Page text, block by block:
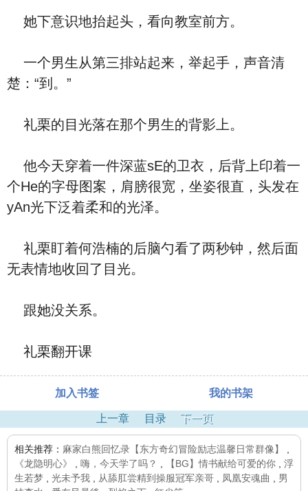
她下意识地抬起头，看向教室前方。
一个男生从第三排站起来，举起手，声音清
楚：“到。”
礼栗的目光落在那个男生的背影上。
他今天穿着一件深蓝sE的卫衣，后背上印着一
个He的字母图案，肩膀很宽，坐姿很直，头发在
yAn光下泛着柔和的光泽。
礼栗盯着何浩楠的后脑勺看了两秒钟，然后面
无表情地收回了目光。
跟她没关系。
礼栗翻开课
加入书签 我的书架
上一章 目录 下一页
相关推荐： 麻家白熊回忆录【东方奇幻冒险励志温馨日常群像】
《龙隐明心》
嗨，今天学了吗？ 【BG】情书献给可爱的你
浮
生若梦
光未予我 从舔肛尝精到操服冠军亲哥 凤凰安魂曲
男